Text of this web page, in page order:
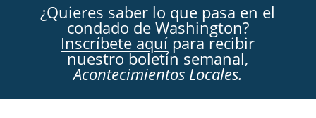
¿Quieres saber lo que pasa en el
condado de Washington?
Inscríbete aquí para recibir
nuestro boletín semanal,
Acontecimientos Locales.